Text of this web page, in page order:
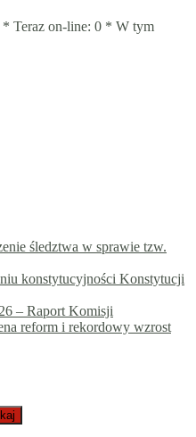
* Teraz on-line: 0 * W tym
śledztwa w sprawie tzw.
konstytucyjności Konstytucji
– Raport Komisji
reform i rekordowy wzrost